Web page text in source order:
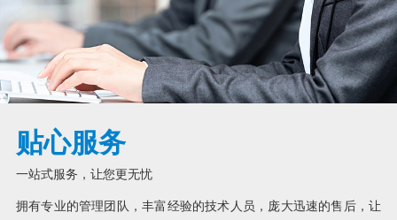
贴心服务
一站式服务，让您更无忧
拥有专业的管理团队，丰富经验的技术人员，庞大迅速的售后，让